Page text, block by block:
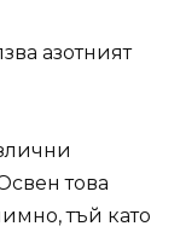
азотният
това
тъй като